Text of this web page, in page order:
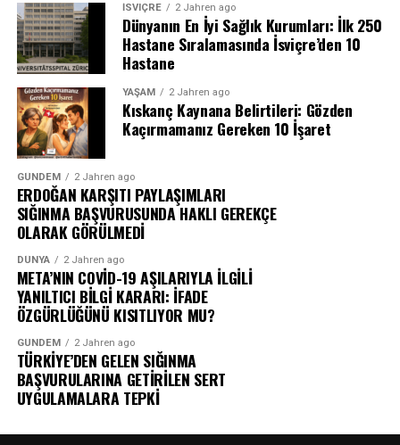
İSVIÇRE 2 Jahren ago
Dünyanın En İyi Sağlık Kurumları: İlk 250
Hastane Sıralamasında İsviçre’den 10
Hastane
YAŞAM 2 Jahren ago
Kıskanç Kaynana Belirtileri: Gözden
Kaçırmamanız Gereken 10 İşaret
GÜNDEM 2 Jahren ago
ERDOĞAN KARŞITI PAYLAŞIMLARI
SIĞINMA BAŞVURUSUNDA HAKLI GEREKÇE
OLARAK GÖRÜLMEDİ
DÜNYA 2 Jahren ago
META’NIN COVİD-19 AŞILARIYLA İLGİLİ
YANILTICI BİLGİ KARARI: İFADE
ÖZGÜRLÜĞÜNÜ KISITLIYOR MU?
GÜNDEM 2 Jahren ago
TÜRKİYE’DEN GELEN SIĞINMA
BAŞVURULARINA GETİRİLEN SERT
UYGULAMALARA TEPKİ